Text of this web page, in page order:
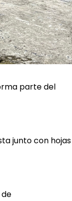
parte del
junto con hojas